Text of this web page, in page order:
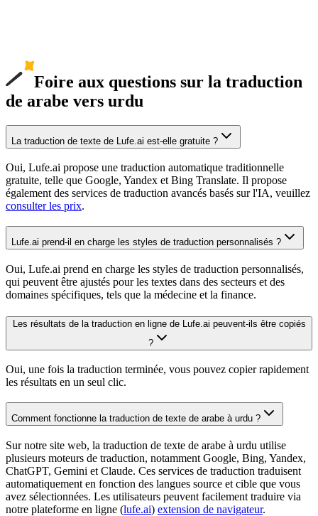
Foire aux questions sur la traduction
de arabe vers urdu
La traduction de texte de Lufe.ai est-elle gratuite ?
Oui, Lufe.ai propose une traduction automatique traditionnelle
gratuite, telle que Google, Yandex et Bing Translate. Il propose
également des services de traduction avancés basés sur l'IA, veuillez
consulter les prix.
Lufe.ai prend-il en charge les styles de traduction personnalisés ?
Oui, Lufe.ai prend en charge les styles de traduction personnalisés,
qui peuvent être ajustés pour les textes dans des secteurs et des
domaines spécifiques, tels que la médecine et la finance.
Les résultats de la traduction en ligne de Lufe.ai peuvent-ils être copiés
?
Oui, une fois la traduction terminée, vous pouvez copier rapidement
les résultats en un seul clic.
Comment fonctionne la traduction de texte de arabe à urdu ?
Sur notre site web, la traduction de texte de arabe à urdu utilise
plusieurs moteurs de traduction, notamment Google, Bing, Yandex,
ChatGPT, Gemini et Claude. Ces services de traduction traduisent
automatiquement en fonction des langues source et cible que vous
avez sélectionnées. Les utilisateurs peuvent facilement traduire via
notre plateforme en ligne (lufe.ai) extension de navigateur.